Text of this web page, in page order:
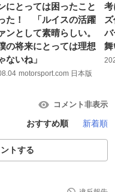
にとっては困ったこと
た！ 「ルイスの活躍
ンとして素晴らしい。
の将来にとっては理想
ないね」
motorsport.com 日本版
バ
舞
コメント非表示
おすすめ順 新着順
トする